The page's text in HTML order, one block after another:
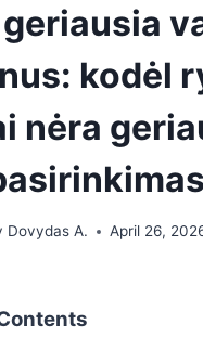
geriausia
kodėl
nėra
Dovydas A. April 26,